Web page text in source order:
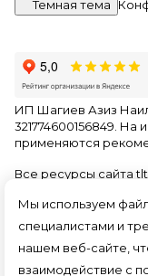
Мы используем
специалистами и
нашем веб-сайте,
взаимодействие с
Темная тема
ИП Шагиев Азиз
321774600156849.
применяются
Все ресурсы сайта
и видео
страниц, доменное
являются
интеллектуальную